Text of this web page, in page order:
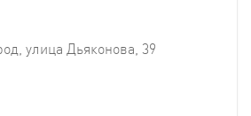
улица Дьяконова, 39